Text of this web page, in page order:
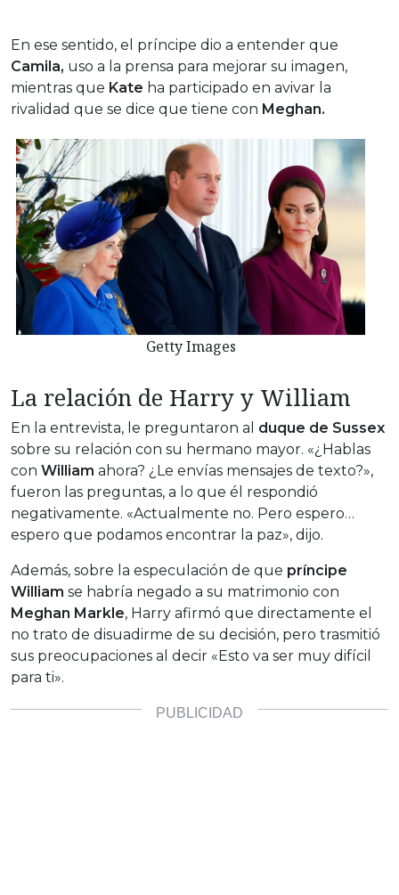
En ese sentido, el príncipe dio a entender que
Camila, uso a la prensa para mejorar su imagen,
mientras que Kate ha participado en avivar la
rivalidad que se dice que tiene con Meghan.
Getty Images
La relación de Harry y William
En la entrevista, le preguntaron al duque de Sussex
sobre su relación con su hermano mayor. «¿Hablas
con William ahora? ¿Le envías mensajes de texto?»,
fueron las preguntas, a lo que él respondió
negativamente. «Actualmente no. Pero espero…
espero que podamos encontrar la paz», dijo.
Además, sobre la especulación de que príncipe
William se habría negado a su matrimonio con
Meghan Markle, Harry afirmó que directamente el
no trato de disuadirme de su decisión, pero trasmitió
sus preocupaciones al decir «Esto va ser muy difícil
para ti».